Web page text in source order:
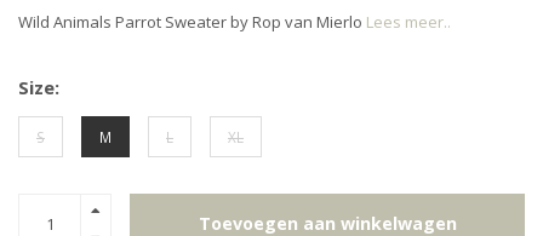
Wild Animals Parrot Sweater by Rop van Mierlo Lees meer..
Size:
S M L XL
Toevoegen aan winkelwagen